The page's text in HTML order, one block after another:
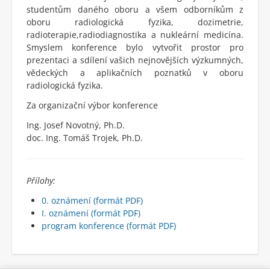
studentům daného oboru a všem odborníkům z
oboru radiologická fyzika, dozimetrie,
radioterapie,radiodiagnostika a nukleární medicína.
Smyslem konference bylo vytvořit prostor pro
prezentaci a sdílení vašich nejnovějších výzkumných,
vědeckých a aplikačních poznatků v oboru
radiologická fyzika.
Za organizační výbor konference
Ing. Josef Novotný, Ph.D.
doc. Ing. Tomáš Trojek, Ph.D.
Přílohy:
0. oznámení (formát PDF)
I. oznámení (formát PDF)
program konference (formát PDF)